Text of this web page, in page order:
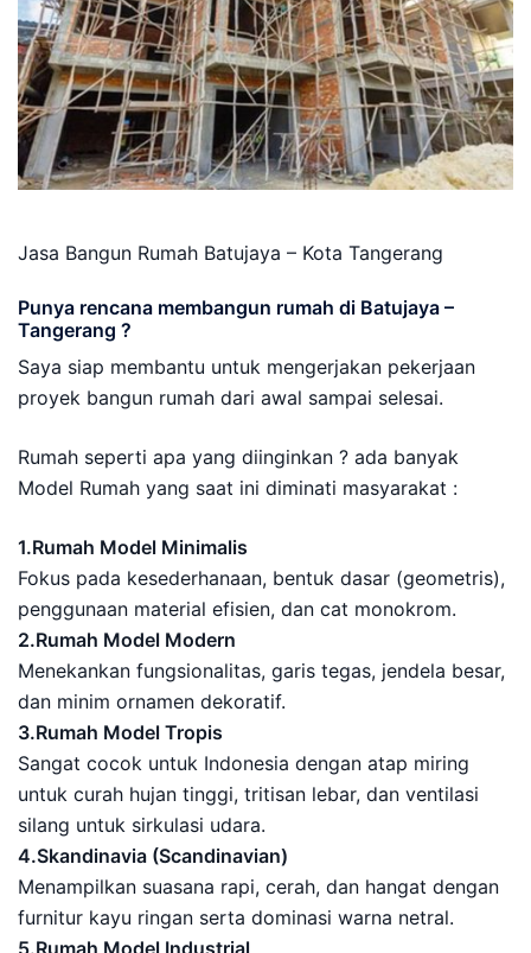
Jasa Bangun Rumah Batujaya – Kota Tangerang
Punya rencana membangun rumah di Batujaya –
Tangerang ?
Saya siap membantu untuk mengerjakan pekerjaan
proyek bangun rumah dari awal sampai selesai.
Rumah seperti apa yang diinginkan ? ada banyak
Model Rumah yang saat ini diminati masyarakat :
1.Rumah Model Minimalis
Fokus pada kesederhanaan, bentuk dasar (geometris),
penggunaan material efisien, dan cat monokrom.
2.Rumah Model Modern
Menekankan fungsionalitas, garis tegas, jendela besar,
dan minim ornamen dekoratif.
3.Rumah Model Tropis
Sangat cocok untuk Indonesia dengan atap miring
untuk curah hujan tinggi, tritisan lebar, dan ventilasi
silang untuk sirkulasi udara.
4.Skandinavia (Scandinavian)
Menampilkan suasana rapi, cerah, dan hangat dengan
furnitur kayu ringan serta dominasi warna netral.
5.Rumah Model Industrial